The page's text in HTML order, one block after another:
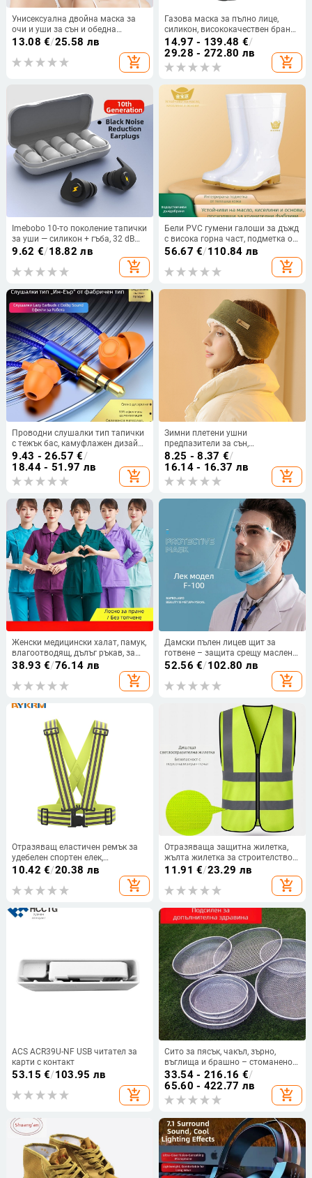
Унисексуална двойна маска за
очи и уши за сън и обедна
почивка, затъмняване и
шумоизолация, защита на очите,
включени ушни тапи
13.08 €/25.58 лв
add_shopping_cart
Газова маска за пълно лице,
силикон, висококачествен бранд,
филтър със самозасмукване, за
органични изпарения и вредни
вещества
14.97 - 139.48 €/
29.28 - 272.80 лв
add_shopping_cart
Imebobo 10-то поколение тапички
за уши — силикон + гъба, 32 dB
NRR, за сън, шумопотискане,
9.62 €/18.82 лв
add_shopping_cart
Бели PVC гумени галоши за дъжд
с висока горна част, подметка от
телешки сухожилия,
износоустойчиви, устойчиви на
водни условия.
56.67 €/110.84 лв
add_shopping_cart
Проводни слушалки тип тапички
с тежък бас, камуфлажен дизайн,
за офисна употреба,
шумозащита
9.43 - 26.57 €/
18.44 - 51.97 лв
add_shopping_cart
Зимни плетени ушни
предпазители за сън,
шумоизолация и топлина,
удебелени
8.25 - 8.37 €/
16.14 - 16.37 лв
add_shopping_cart
Женски медицински халат, памук,
влагоотводящ, дълъг ръкав, за
медицински заведения/бяла
38.93 €/76.14 лв
add_shopping_cart
Дамски пълен лицев щит за
готвене – защита срещу маслени
пръски и пара
52.56 €/102.80 лв
add_shopping_cart
Отразяващ еластичен ремък за
удебелен спортен елек,
строителна площадка
10.42 €/20.38 лв
add_shopping_cart
Отразяваща защитна жилетка,
жълта жилетка за строителство
за колоездене, трафик и пътна
поддръжка, дишаща защитна
екипировка
11.91 €/23.29 лв
add_shopping_cart
ACS ACR39U-NF USB читател за
карти с контакт
53.15 €/103.95 лв
add_shopping_cart
Сито за пясък, чакъл, зърно,
въглища и брашно – стоманено
телено сито
33.54 - 216.16 €/
65.60 - 422.77 лв
add_shopping_cart